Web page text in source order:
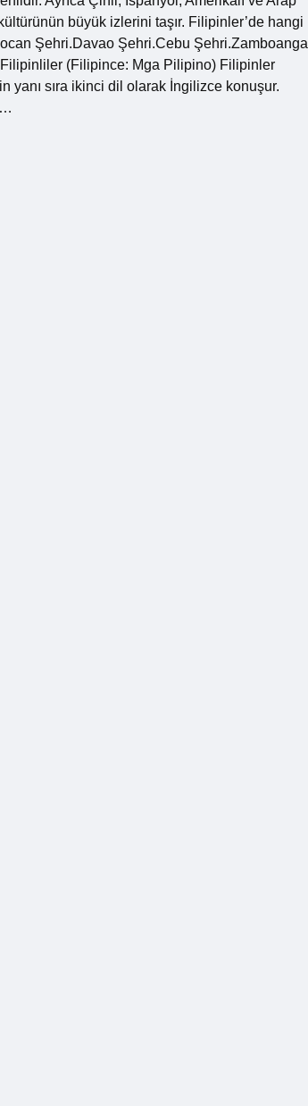
büyük izlerini taşır. Filipinler’de hangi
Şehri.Davao Şehri.Cebu Şehri.Zamboanga
(Filipince: Mga Pilipino) Filipinler
sıra ikinci dil olarak İngilizce konuşur.